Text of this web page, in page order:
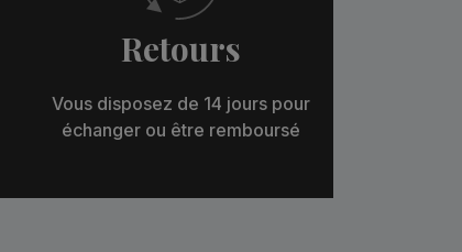
Retours
Vous disposez de 14 jours pour
échanger ou être remboursé